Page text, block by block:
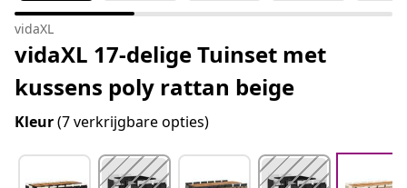
vidaXL
vidaXL 17-delige Tuinset met
kussens poly rattan beige
Kleur(7 verkrijgbare opties)